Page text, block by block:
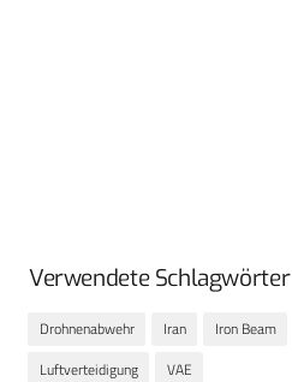
Verwendete Schlagwörter
Drohnenabwehr Iran Iron Beam
Luftverteidigung
VAE